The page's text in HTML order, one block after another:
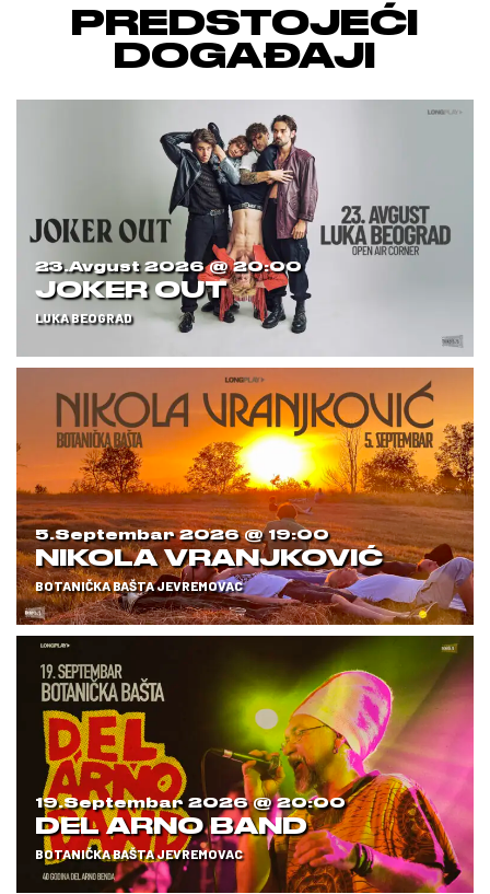
PREDSTOJEĆI
DOGAĐAJI
23.avgust 2026 @ 20:00
JOKER OUT
LUKA BEOGRAD
5.septembar 2026 @ 19:00
NIKOLA VRANJKOVIĆ
BOTANIČKA BAŠTA JEVREMOVAC
19.septembar 2026 @ 20:00
DEL ARNO BAND
BOTANIČKA BAŠTA JEVREMOVAC